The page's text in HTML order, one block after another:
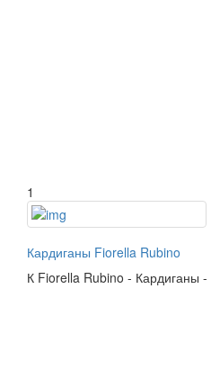
1
Кардиганы Fiorella Rubino
К Fiorella Rubino - Кардиганы -